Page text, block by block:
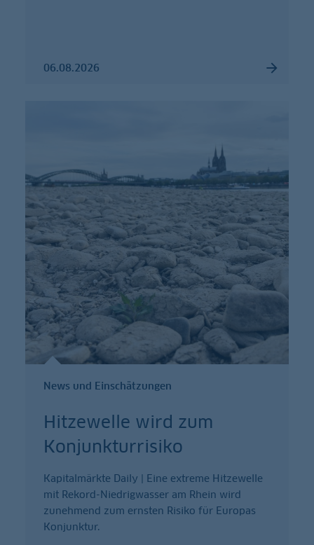
06.08.2026
News und Einschätzungen
Hitzewelle wird zum
Konjunkturrisiko
Kapitalmärkte Daily | Eine extreme Hitzewelle
mit Rekord-Niedrigwasser am Rhein wird
zunehmend zum ernsten Risiko für Europas
Konjunktur.